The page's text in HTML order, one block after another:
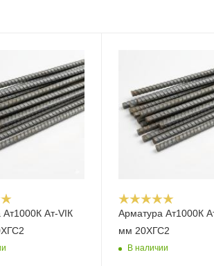
Ат-VIК
Арматура Ат1000К
мм 20ХГС2
В наличии